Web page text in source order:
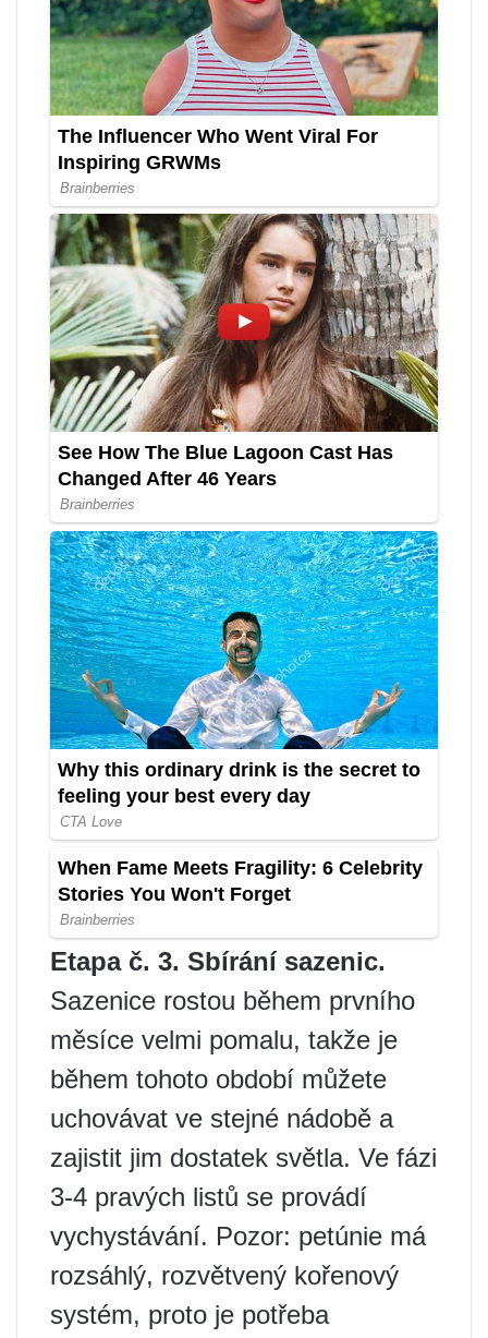
Etapa č. 3. Sbírání sazenic.
Sazenice rostou během prvního
měsíce velmi pomalu, takže je
během tohoto období můžete
uchovávat ve stejné nádobě a
zajistit jim dostatek světla. Ve fázi
3-4 pravých listů se provádí
vychystávání. Pozor: petúnie má
rozsáhlý, rozvětvený kořenový
systém, proto je potřeba